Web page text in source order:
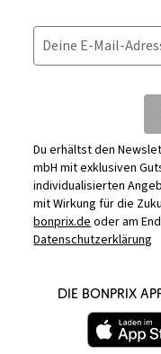
Deine E-Mail-
Du erhältst den
mbH mit exklusiven
individualisierten
mit Wirkung für die
bonprix.deoder am
Datenschutzerklärung
DIE BONPRIX